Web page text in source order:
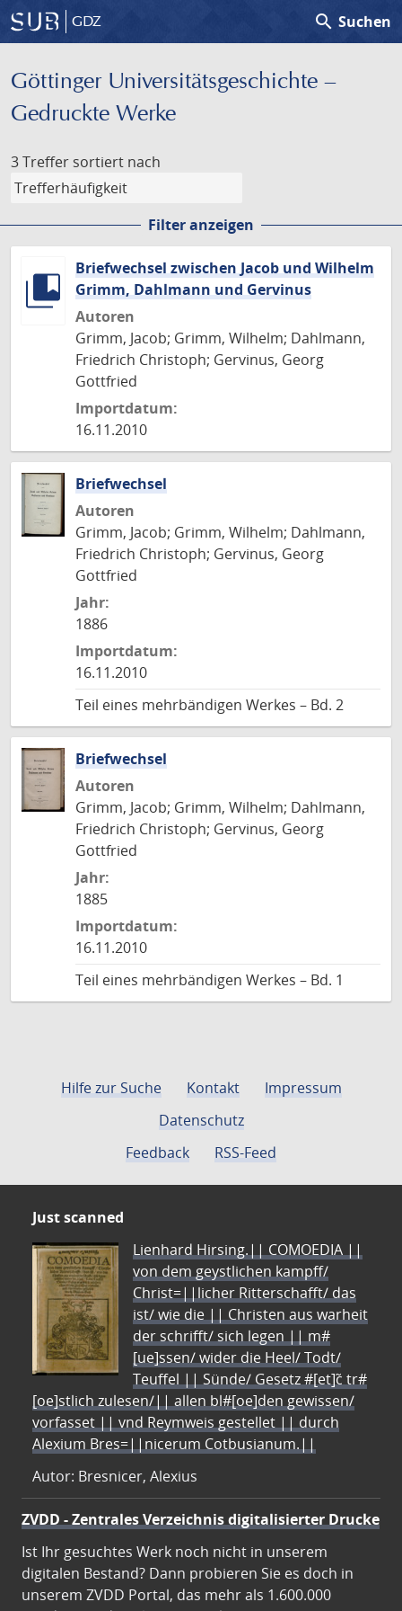
GDZ search Suchen
Göttinger Universitäts­geschichte –
Gedruckte Werke
3 Treffer sortiert nach
Filter anzeigen
Briefwechsel zwischen Jacob und Wilhelm
Grimm, Dahlmann und Gervinus
Autoren
Grimm, Jacob; Grimm, Wilhelm; Dahlmann,
Friedrich Christoph; Gervinus, Georg
Gottfried
Importdatum:
16.11.2010
Briefwechsel
Autoren
Grimm, Jacob; Grimm, Wilhelm; Dahlmann,
Friedrich Christoph; Gervinus, Georg
Gottfried
Jahr:
1886
Importdatum:
16.11.2010
Teil eines mehrbändigen Werkes – Bd. 2
Briefwechsel
Autoren
Grimm, Jacob; Grimm, Wilhelm; Dahlmann,
Friedrich Christoph; Gervinus, Georg
Gottfried
Jahr:
1885
Importdatum:
16.11.2010
Teil eines mehrbändigen Werkes – Bd. 1
Hilfe zur Suche Kontakt
Impressum
Datenschutz
Feedback
RSS-Feed
Just scanned
Lienhard Hirsing.|| COMOEDIA ||
von dem geystlichen kampff/
Christ=||licher Ritterschafft/ das
ist/ wie die || Christen aus warheit
der schrifft/ sich legen || m#
[ue]ssen/ wider die Heel/ Todt/
Teuffel || Sünde/ Gesetz #[et]c̃ tr#
[oe]stlich zulesen/|| allen bl#[oe]den gewissen/
vorfasset || vnd Reymweis gestellet || durch
Alexium Bres=||nicerum Cotbusianum.||
Autor: Bresnicer, Alexius
ZVDD - Zentrales Verzeichnis digitalisierter Drucke
Ist Ihr gesuchtes Werk noch nicht in unserem
digitalen Bestand? Dann probieren Sie es doch in
unserem ZVDD Portal, das mehr als 1.600.000